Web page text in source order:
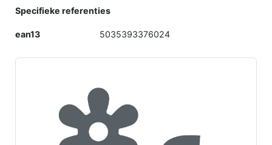
Specifieke referenties
ean13 5035393376024